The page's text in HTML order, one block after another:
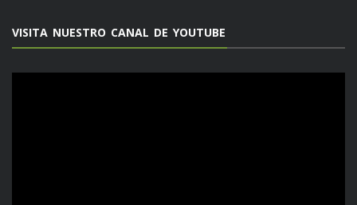
VISITA NUESTRO CANAL DE YOUTUBE